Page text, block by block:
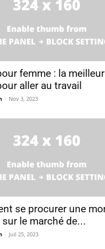
femme : la
aller au travail
- Nov 3, 2023
se procurer une
sur le marché de...
- Juil 25, 2023